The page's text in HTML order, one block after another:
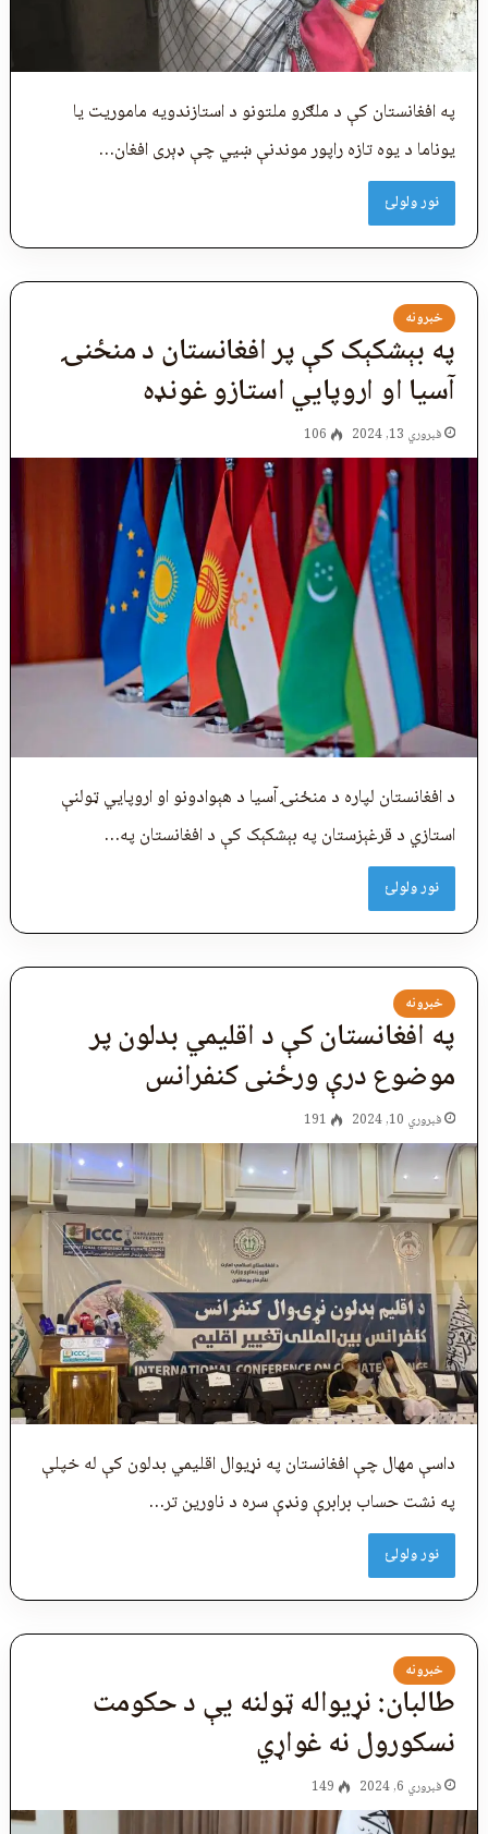
په افغانستان کې د ملګرو ملتونو د استازندویه ماموریت یا
یوناما د یوه تازه راپور موندنې ښيي چې ډېری افغان…
نور ولولئ
خبرونه
په بېشکېک کې پر افغانستان د منځنۍ
آسیا او اروپايي استازو غونډه
فبروري 13, 2024 106
د افغانستان لپاره د منځنۍ آسیا د هېوادونو او اروپايي ټولنې
استازي د قرغېزستان په بېشکېک کې د افغانستان په…
نور ولولئ
خبرونه
په افغانستان کې د اقليمي بدلون پر
موضوع درې ورځنی کنفرانس
فبروري 10, 2024 191
داسې مهال چې افغانستان په نړیوال اقليمي بدلون کې له خپلې
په نشت حساب برابرې ونډې سره د ناورین تر…
نور ولولئ
خبرونه
طالبان: نړیواله ټولنه يې د حکومت
نسکورول نه غواړي
فبروري 6, 2024 149